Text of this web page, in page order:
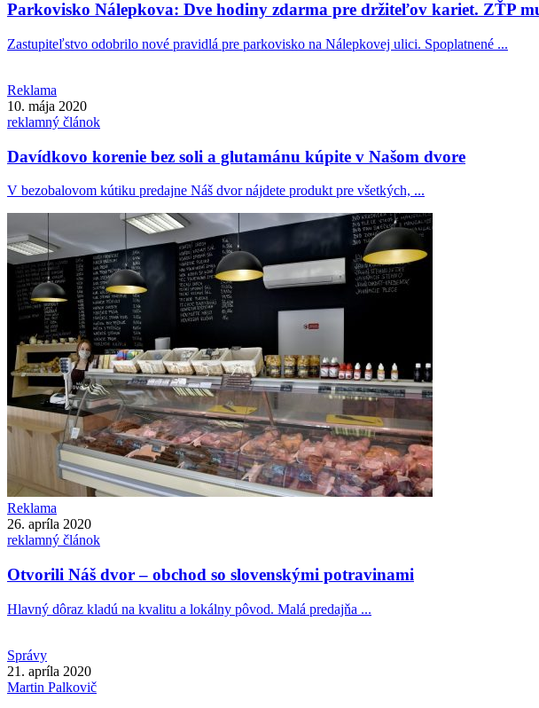
Parkovisko Nálepkova: Dve hodiny zdarma pre držiteľov kariet. ZŤP
Zastupiteľstvo odobrilo nové pravidlá pre parkovisko na Nálepkovej ulici. Spoplatnené ...
Reklama
10. mája 2020
reklamný článok
Davídkovo korenie bez soli a glutamánu kúpite v Našom dvore
V bezobalovom kútiku predajne Náš dvor nájdete produkt pre všetkých, ...
Reklama
26. apríla 2020
reklamný článok
Otvorili Náš dvor – obchod so slovenskými potravinami
Hlavný dôraz kladú na kvalitu a lokálny pôvod. Malá predajňa ...
Správy
21. apríla 2020
Martin Palkovič